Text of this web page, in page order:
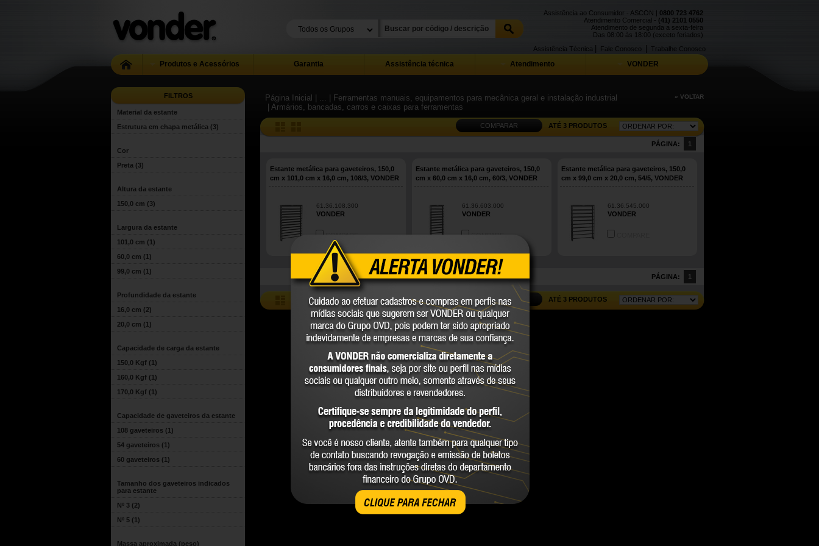
CLIQUE PARA FECHAR
Assistência ao Consumidor - ASCON | 0800 723 4762
Atendimento Comercial - (41) 2101 0550
Atendimento de segunda a sexta-feira
Das 08:00 às 18:00 (exceto feriados)
Trabalhe Conosco
Fale Conosco
Assistência Técnica
Produtos e Acessórios Garantia Assistência técnica Atendimento VONDER
FILTROS
Material da estante
Estrutura em chapa metálica (3)
Cor
Preta (3)
Altura da estante
150,0 cm (3)
Largura da estante
101,0 cm (1)
60,0 cm (1)
99,0 cm (1)
Profundidade da estante
16,0 cm (2)
20,0 cm (1)
Capacidade de carga da estante
150,0 Kgf (1)
160,0 Kgf (1)
170,0 Kgf (1)
Capacidade de gaveteiros da estante
108 gaveteiros (1)
54 gaveteiros (1)
60 gaveteiros (1)
Tamanho dos gaveteiros indicados
para estante
Nº 3 (2)
Nº 5 (1)
Massa aproximada (peso)
Página Inicial | ...
| Ferramentas manuais, equipamentos para mecânica geral e instalação industrial
| Armários, bancadas, carros e caixas para ferramentas
« VOLTAR
COMPARAR ATÉ 3 PRODUTOS
PÁGINA: 1
Estante metálica para gaveteiros, 150,0
cm x 101,0 cm x 16,0 cm, 108/3, VONDER
61.36.108.300
VONDER
COMPARE
Estante metálica para gaveteiros, 150,0
cm x 60,0 cm x 16,0 cm, 60/3, VONDER
61.36.603.000
VONDER
COMPARE
Estante metálica para gaveteiros, 150,0
cm x 99,0 cm x 20,0 cm, 54/5, VONDER
61.36.545.000
VONDER
PÁGINA: 1
COMPARAR ATÉ 3 PRODUTOS